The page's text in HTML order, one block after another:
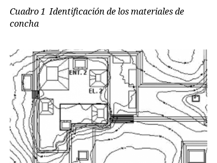
Cuadro 1 Identificación de los materiales de
concha